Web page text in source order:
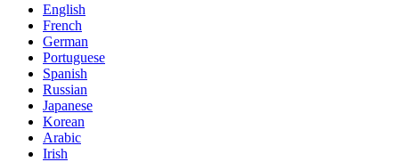
English
French
German
Portuguese
Spanish
Russian
Japanese
Korean
Arabic
Irish